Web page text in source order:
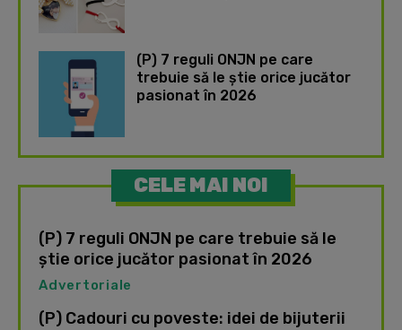
(P) 7 reguli ONJN pe care
trebuie să le știe orice jucător
pasionat în 2026
CELE MAI NOI
(P) 7 reguli ONJN pe care trebuie să le
știe orice jucător pasionat în 2026
Advertoriale
(P) Cadouri cu poveste: idei de bijuterii